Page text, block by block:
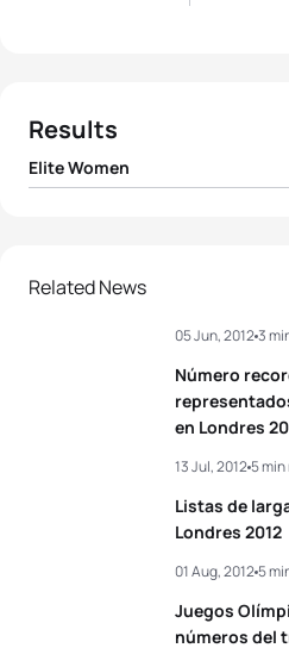
Results
Elite Women
2Lisa Norden
AUS
USA
GBR
View full
Related News
Número
en Londres
05 Jun, 20123
Listas de
Londres 2012
13 Jul, 20125
Juegos
números del
01 Aug, 20125